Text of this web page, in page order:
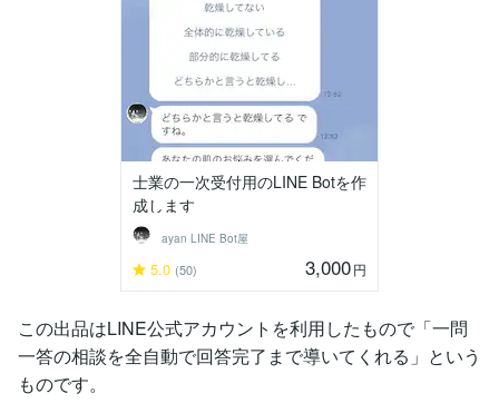
士業の一次受付用のLINE Botを作
成します
ayan LINE Bot屋
5.0 (50) 3,000円
この出品はLINE公式アカウントを利用したもので「一問
一答の相談を全自動で回答完了まで導いてくれる」という
ものです。